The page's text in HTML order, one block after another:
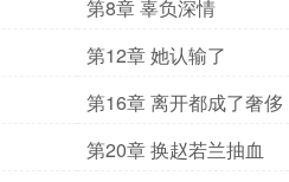
第8章 辜负深情
第12章 她认输了
第16章 离开都成了奢侈
第20章 换赵若兰抽血